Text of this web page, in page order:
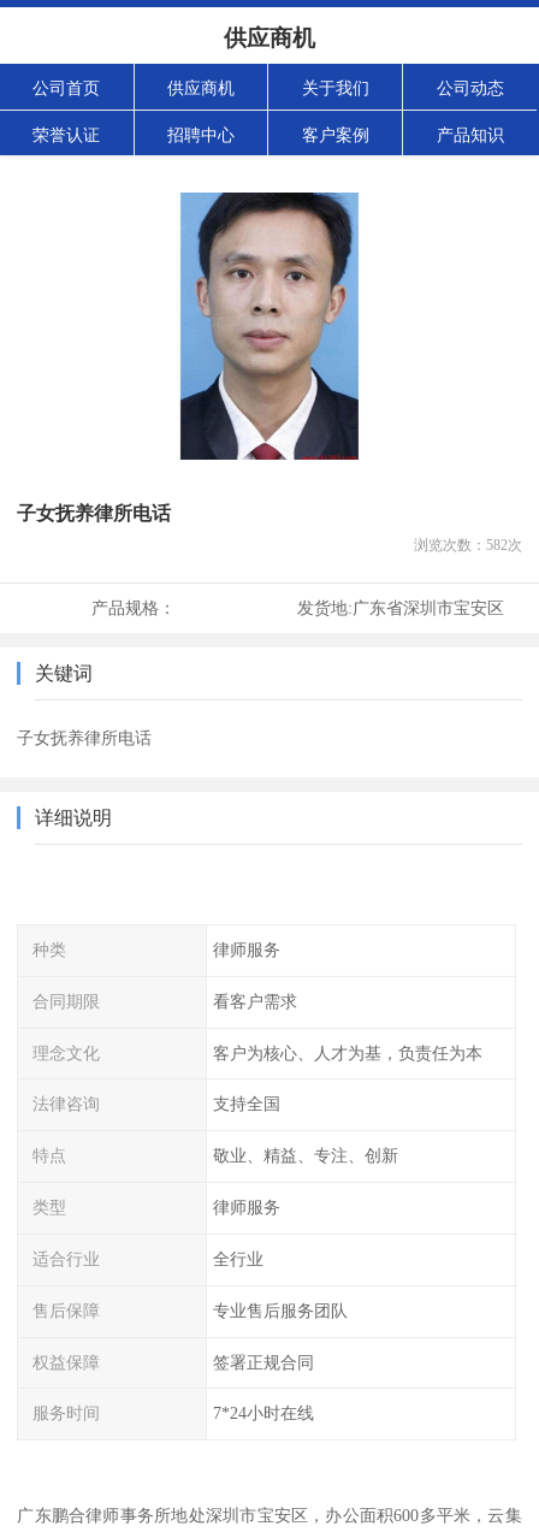
供应商机
公司首页 供应商机 关于我们 公司动态
荣誉认证 招聘中心 客户案例 产品知识
子女抚养律所电话
浏览次数： 582次
产品规格： 发货地:广东省深圳市宝安区
关键词
子女抚养律所电话
详细说明
种类 律师服务
合同期限 看客户需求
理念文化 客户为核心、人才为基，负责任为本
法律咨询 支持全国
特点 敬业、精益、专注、创新
类型 律师服务
适合行业 全行业
售后保障 专业售后服务团队
权益保障 签署正规合同
服务时间 7*24小时在线
广东鹏合律师事务所地处深圳市宝安区，办公面积600多平米，云集